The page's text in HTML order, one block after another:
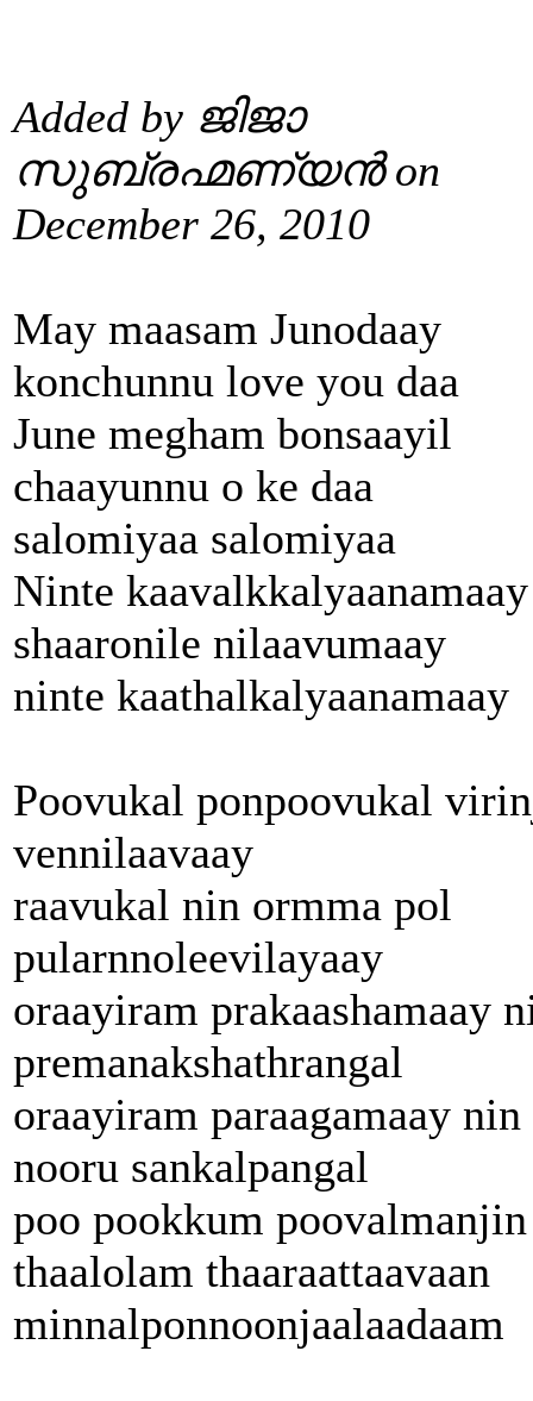
Added by ജിജാ
സുബ്രഹ്മണ്യൻ on
December 26, 2010
May maasam Junodaay
konchunnu love you daa
June megham bonsaayil
chaayunnu o ke daa
salomiyaa salomiyaa
Ninte kaavalkkalyaanamaay
shaaronile nilaavumaay
ninte kaathalkalyaanamaay
Poovukal ponpoovukal
vennilaavaay
raavukal nin ormma pol
pularnnoleevilayaay
oraayiram prakaashamaay
premanakshathrangal
oraayiram paraagamaay nin
nooru sankalpangal
poo pookkum poovalmanjin
thaalolam thaaraattaavaan
minnalponnoonjaalaadaam